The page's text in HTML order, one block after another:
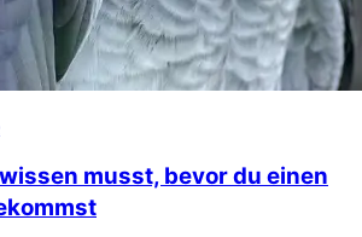
musst, bevor du einen